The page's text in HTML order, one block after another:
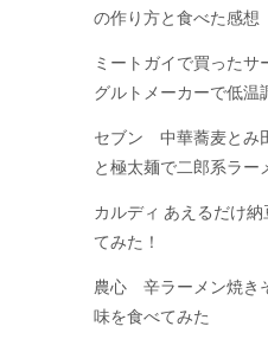
の作り方と食べた感想
ミートガイで買ったサ
グルトメーカーで低温
セブン 中華蕎麦とみ
と極太麺で二郎系ラー
カルディ あえるだけ
てみた！
農心 辛ラーメン焼き
味を食べてみた